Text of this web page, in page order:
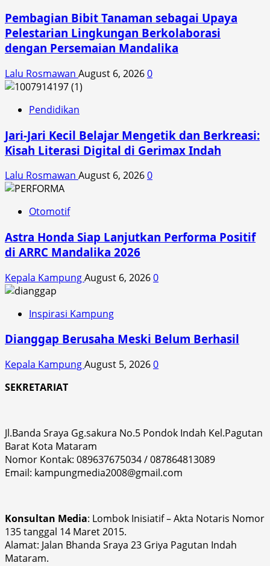
Pembagian Bibit Tanaman sebagai Upaya
Pelestarian Lingkungan Berkolaborasi
dengan Persemaian Mandalika
Lalu Rosmawan August 6, 20260
Pendidikan
Jari-Jari Kecil Belajar Mengetik dan Berkreasi:
Kisah Literasi Digital di Gerimax Indah
Lalu Rosmawan August 6, 20260
Otomotif
Astra Honda Siap Lanjutkan Performa Positif
di ARRC Mandalika 2026
Kepala KampungAugust 6, 20260
Inspirasi Kampung
Dianggap Berusaha Meski Belum Berhasil
Kepala KampungAugust 5, 20260
SEKRETARIAT
Jl.Banda Sraya Gg.sakura No.5 Pondok Indah Kel.Pagutan
Barat Kota Mataram
Nomor Kontak: 089637675034 / 087864813089
Email: kampungmedia2008@gmail.com
Konsultan Media: Lombok Inisiatif – Akta Notaris Nomor
135 tanggal 14 Maret 2015.
Alamat: Jalan Bhanda Sraya 23 Griya Pagutan Indah
Mataram.